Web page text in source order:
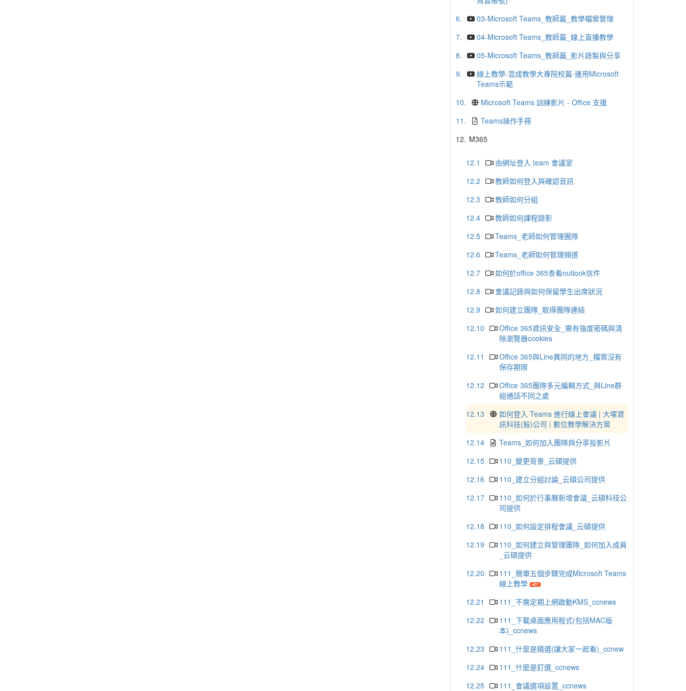
6.
03-Microsoft Teams_教師篇_教學檔案管理
7.
04-Microsoft Teams_教師篇_線上直播教學
8.
05-Microsoft Teams_教師篇_影片錄製與分享
9.
線上教學-混成教學大專院校篇-運用Microsoft
Teams示範
10.
Microsoft Teams 訓練影片 - Office 支援
11.
Teams操作手冊
12. M365
12.1
由網址登入 team 會議室
12.2
教師如何登入與確認音訊
12.3
教師如何分組
12.4
教師如何課程錄影
12.5
Teams_老師如何管理團隊
12.6
Teams_老師如何管理頻道
12.7
如何於office 365查看outlook信件
12.8
會議記錄與如何保留學生出席狀況
12.9
如何建立團隊_取得團隊連結
12.10
Office 365資訊安全_需有強度密碼與清
除瀏覽器cookies
12.11
Office 365與Line異同的地方_檔案沒有
保存期限
12.12
Office 365團隊多元編輯方式_與Line群
組通話不同之處
12.13
如何登入 Teams 進行線上會議 | 大塚資
訊科技(股)公司 | 數位教學解決方案
12.14
Teams_如何加入團隊與分享投影片
12.15
110_變更背景_云碩提供
12.16
110_建立分組討論_云碩公司提供
12.17
110_如何於行事曆新增會議_云碩科技公
司提供
12.18
110_如何設定排程會議_云碩提供
12.19
110_如何建立與管理團隊_如何加入成員
_云碩提供
12.20
111_簡單五個步驟完成Microsoft Teams
線上教學
12.21
111_不需定期上網啟動KMS_ccnews
12.22
111_下載桌面應用程式(包括MAC版
本)_ccnews
12.23
111_什麼是精選(讓大家一起看)_ccnew
12.24
111_什麼是釘選_ccnews
12.25
111_會議選項設置_ccnews